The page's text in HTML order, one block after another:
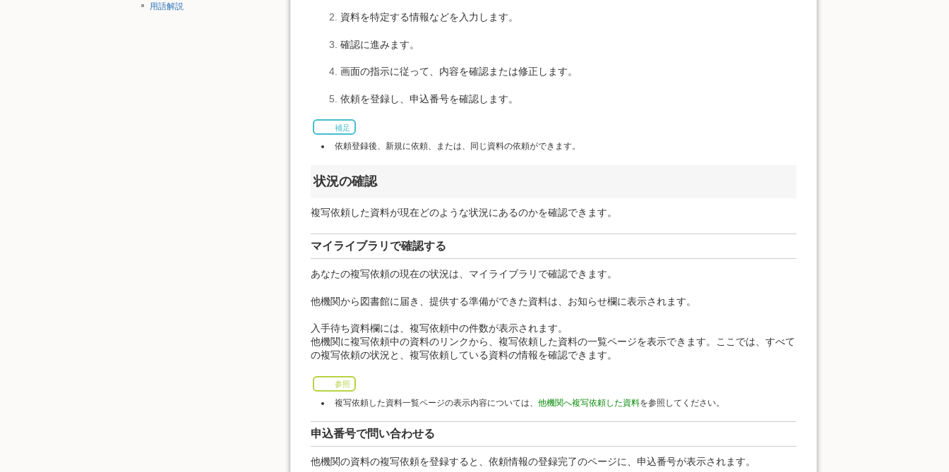
用語解説
資料を特定する情報などを入力します。
確認に進みます。
画面の指示に従って、内容を確認または修正します。
依頼を登録し、申込番号を確認します。
補足
依頼登録後、新規に依頼、または、同じ資料の依頼ができます。
状況の確認
複写依頼した資料が現在どのような状況にあるのかを確認できます。
マイライブラリで確認する
あなたの複写依頼の現在の状況は、マイライブラリで確認できます。
他機関から図書館に届き、提供する準備ができた資料は、お知らせ欄に表示されます。
入手待ち資料欄には、複写依頼中の件数が表示されます。
他機関に複写依頼中の資料のリンクから、複写依頼した資料の一覧ページを表示できます。ここでは、すべて
の複写依頼の状況と、複写依頼している資料の情報を確認できます。
参照
複写依頼した資料一覧ページの表示内容については、他機関へ複写依頼した資料を参照してください。
申込番号で問い合わせる
他機関の資料の複写依頼を登録すると、依頼情報の登録完了のページに、申込番号が表示されます。